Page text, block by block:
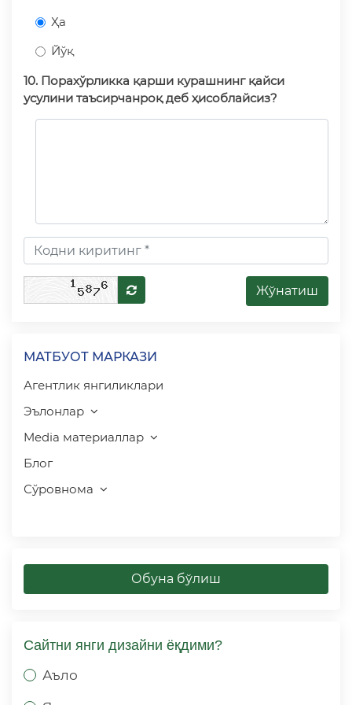
Ҳа
Йўқ
10. Порахўрликка қарши курашнинг қайси
усулини таъсирчанроқ деб ҳисоблайсиз?
МАТБУОТ МАРКАЗИ
Агентлик янгиликлари
Эълонлар
Media материаллар
Блог
Сўровнома
Обуна бўлиш
Сайтни янги дизайни ёқдими?
Аъло